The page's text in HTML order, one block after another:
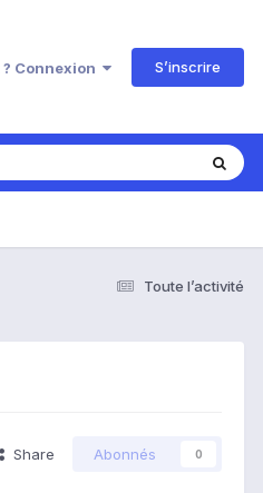
Connexion S’inscrire
Toute l’activité
Share Abonnés 0